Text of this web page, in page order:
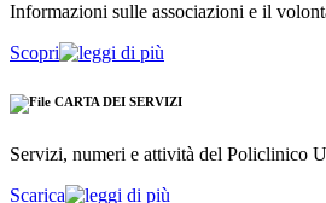
Informazioni sulle associazioni e il
Scopri
CARTA DEI SERVIZI
Servizi, numeri e attività del Policlinico
Scarica